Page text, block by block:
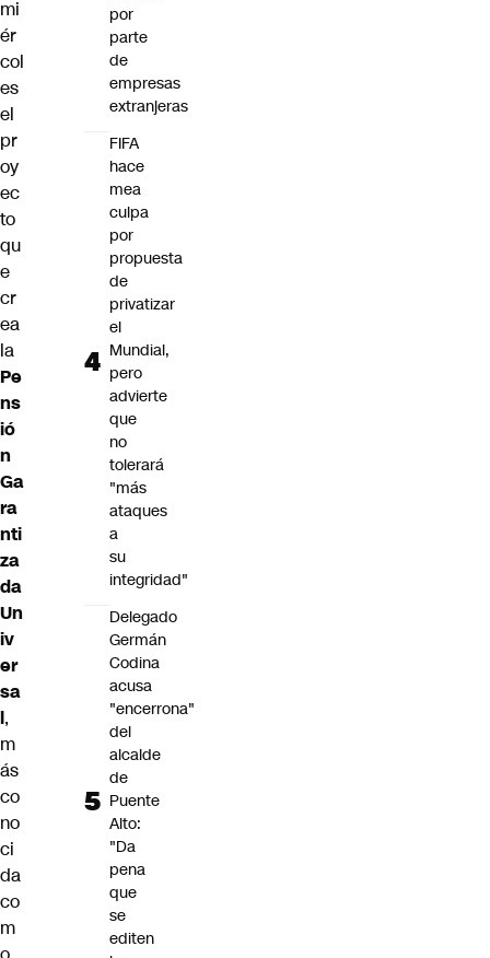
mi
ér
col
es
el
pr
oy
ec
to
qu
e
cr
ea
la
Pe
ns
ió
n
Ga
ra
nti
za
da
Un
iv
er
sa
l,
m
ás
co
no
ci
da
co
m
por
parte
de
empresas
extranjeras
FIFA
hace
mea
culpa
por
propuesta
de
privatizar
el
Mundial,
pero
advierte
que
no
tolerará
"más
ataques
a
su
integridad"
Delegado
Germán
Codina
acusa
"encerrona"
del
alcalde
de
Puente
Alto:
"Da
pena
que
se
editen